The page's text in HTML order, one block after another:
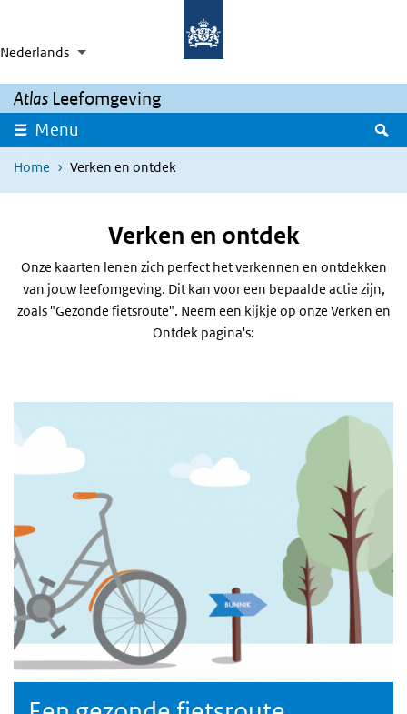
Overslaan en naar de inhoud gaan
Nederlands Taalkeuze
Aanvullende acties weergeven
Ingeklapt
Atlas Leefomgeving
Menu
Home Verken en ontdek
Verken en ontdek
Onze kaarten lenen zich perfect het verkennen en ontdekken
van jouw leefomgeving. Dit kan voor een bepaalde actie zijn,
zoals "Gezonde fietsroute". Neem een kijkje op onze Verken en
Ontdek pagina's: